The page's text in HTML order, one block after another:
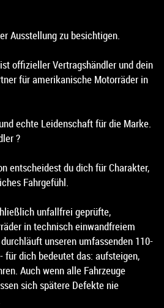
Ausstellung zu besichtigen.
offizieller Vertragshändler und dein
für amerikanische Motorräder in
echte Leidenschaft für die Marke.
?
entscheidest du dich für Charakter,
Fahrgefühl.
unfallfrei geprüfte,
in technisch einwandfreiem
unseren umfassenden 110-
für dich bedeutet das: aufsteigen,
Auch wenn alle Fahrzeuge
sich spätere Defekte nie